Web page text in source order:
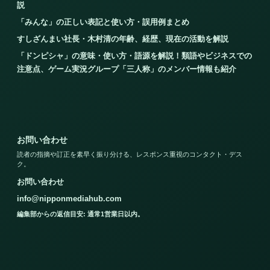
説
「みんな」の正しい表記と使い方・誤用例まとめ
すしざんまい社長・木村清の年齢、経歴、現在の活動を解説
「ドンピシャ」の意味・使い方・語源を解説！類語やビジネスでの
注意点、ゲーム実況グループ「三人称」のメンバー情報も紹介
お問い合わせ
読者の指摘や訂正を素早く振り分ける、レスポンス重視のコンタクト・デス
ク。
お問い合わせ
info@nipponmediahub.com
編集部からの返信目安: 通常1営業日以内。